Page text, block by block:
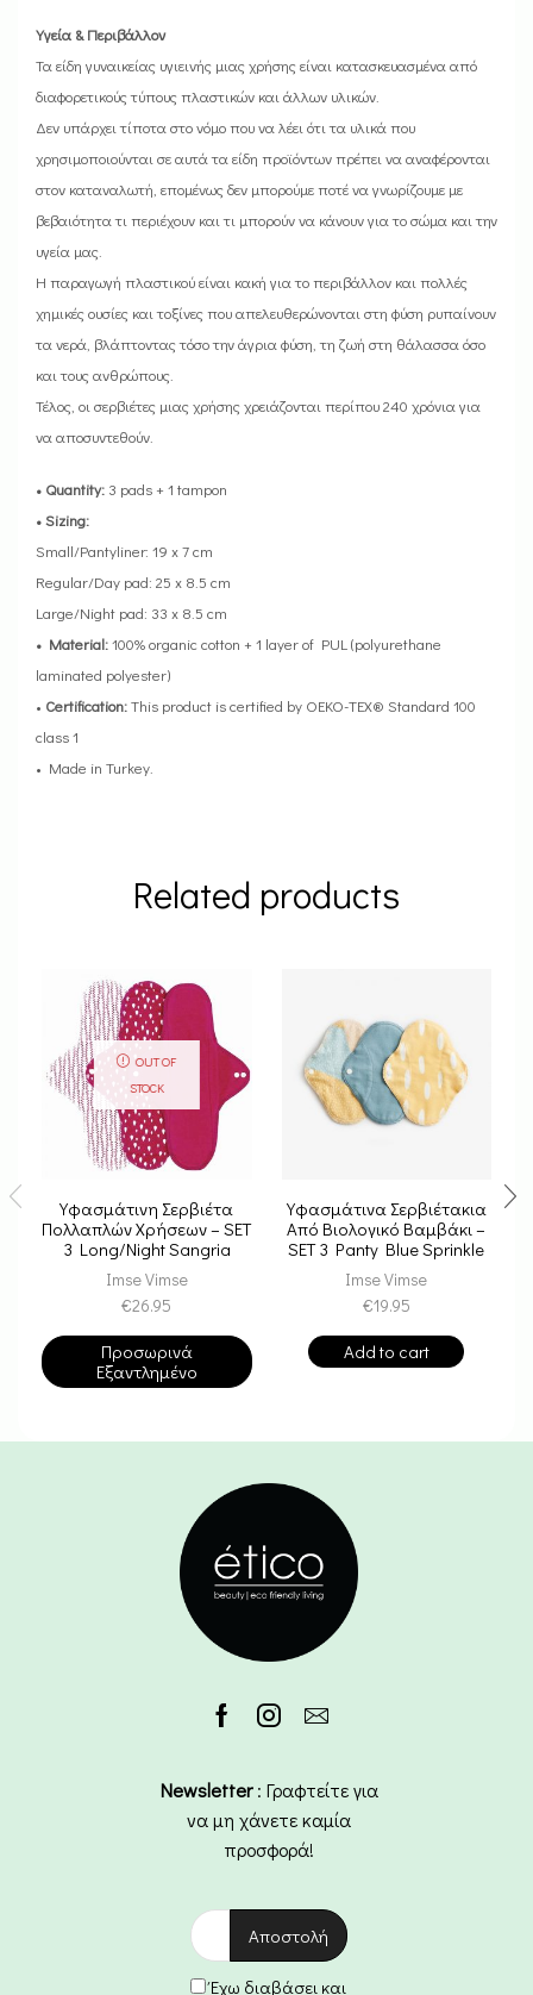
Υγεία & Περιβάλλον
Τα είδη γυναικείας υγιεινής μιας χρήσης είναι κατασκευασμένα από
διαφορετικούς τύπους πλαστικών και άλλων υλικών.
Δεν υπάρχει τίποτα στο νόμο που να λέει ότι τα υλικά που
χρησιμοποιούνται σε αυτά τα είδη προϊόντων πρέπει να αναφέρονται
στον καταναλωτή, επομένως δεν μπορούμε ποτέ να γνωρίζουμε με
βεβαιότητα τι περιέχουν και τι μπορούν να κάνουν για το σώμα και την
υγεία μας.
Η παραγωγή πλαστικού είναι κακή για το περιβάλλον και πολλές
χημικές ουσίες και τοξίνες που απελευθερώνονται στη φύση ρυπαίνουν
τα νερά, βλάπτοντας τόσο την άγρια ​​φύση, τη ζωή στη θάλασσα όσο
και τους ανθρώπους.
Τέλος, οι σερβιέτες μιας χρήσης χρειάζονται περίπου 240 χρόνια για
να αποσυντεθούν.
• Quantity: 3 pads + 1 tampon
• Sizing:
Small/Pantyliner: 19 x 7 cm
Regular/Day pad: 25 x 8.5 cm
Large/Night pad: 33 x 8.5 cm
• Material:100% organic cotton + 1 layer of PUL (polyurethane
laminated polyester)
• Certification:This product is certified by OEKO-TEX® Standard 100
class 1
• Made in Turkey.
Related products
OUT OF
STOCK
Υφασμάτινη Σερβιέτα
Πολλαπλών Χρήσεων – SET
3 Long/Night Sangria
Imse Vimse
€26.95
Προσωρινά
Εξαντλημένο
Υφασμάτινα Σερβιέτακια
Από Βιολογικό Βαμβάκι –
SET 3 Panty Blue Sprinkle
Imse Vimse
€19.95
Add to cart
Newsletter: Γραφτείτε για
να μη χάνετε καμία
προσφορά!
Έχω διαβάσει και